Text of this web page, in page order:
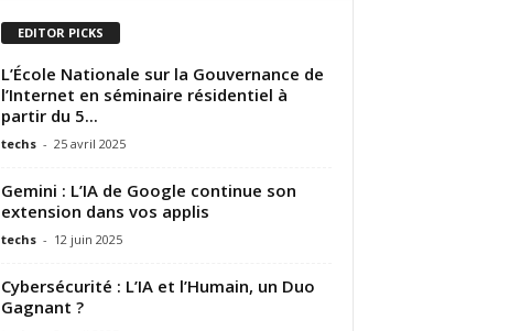
EDITOR PICKS
L’École Nationale sur la Gouvernance de
l’Internet en séminaire résidentiel à
partir du 5...
techs - 25 avril 2025
Gemini : L’IA de Google continue son
extension dans vos applis
techs - 12 juin 2025
Cybersécurité : L’IA et l’Humain, un Duo
Gagnant ?